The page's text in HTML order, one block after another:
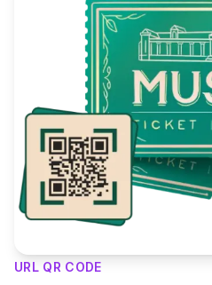
URL QR CODE